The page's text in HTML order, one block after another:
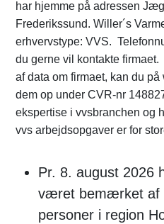
har hjemme på adressen
Frederikssund. Willer´s
erhvervstype: VVS.
du gerne vil kontakte
af data om firmaet, kan du på
dem op under CVR-nr
ekspertise i vvsbranchen og
vvs arbejdsopgaver er for
Pr. 8. august 2026
været bemærket af
personer i region